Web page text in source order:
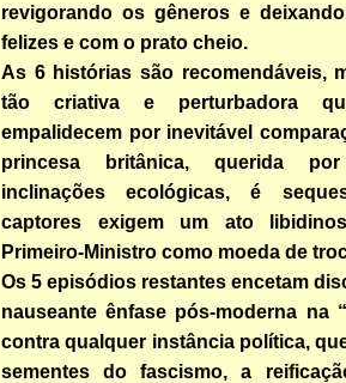
revigorando os gêneros e
felizes e com o prato cheio.
As 6 histórias são recomendáveis,
tão criativa e perturbadora
empalidecem por inevitável
princesa britânica, querida
inclinações ecológicas, é
captores exigem um ato
Primeiro-Ministro como moeda de
Os 5 episódios restantes encetam
nauseante ênfase pós-moderna na
contra qualquer instância política,
sementes do fascismo, a